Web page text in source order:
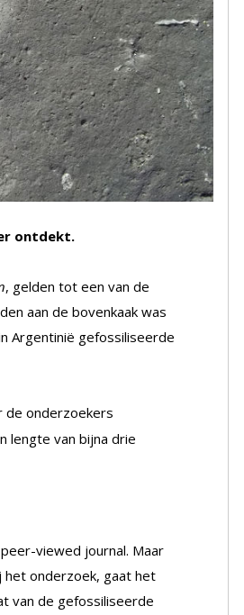
ontdekt.
, gelden tot een van de
aan de bovenkaak was
Argentinië gefossiliseerde
de onderzoekers
lengte van bijna drie
viewed journal. Maar
het onderzoek, gaat het
van de gefossiliseerde